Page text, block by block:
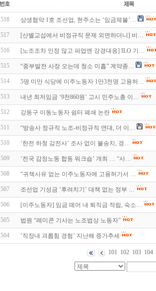
518 상생협약 1호 조선업, 현주소는 ‘임금체불’…
517 [산별교섭에서 비정규직 문제 외면하더니] 비…
516 [노조조차 인정 않고 파업엔 강경대응] ILO 기…
515 “중부발전 사장 오는데 청소 미흡” 계약종…
514 5명 미만 식당에 이주노동자 1만3천명 고용허…
513 내년 최저임금 ‘9천860원’ 고시 민주노총 이…
512 강동구 이동노동자 쉼터 폐쇄 논란
511 “방송사 정규직 노조-비정규직 연대, 더 이…
510 ‘한전 하청 감전사’ 조사 없이 불송치, 경…
509 ‘전국 감정노동 합동 워크숍’ 개최 … “사…
508 “귀책사유 없는 이주노동자에 고용허가서 …
507 조선업 기성금 ‘후려치기’ 대책 없는 정부 …
506 [이주노동자] 임금 떼어 내 퇴직금 적립, 숙소…
505 법원 “레미콘 기사는 노조법상 노동자”
504 ‘직장내 괴롭힘 경험’ 지난해 증가추세
101 102 103 104